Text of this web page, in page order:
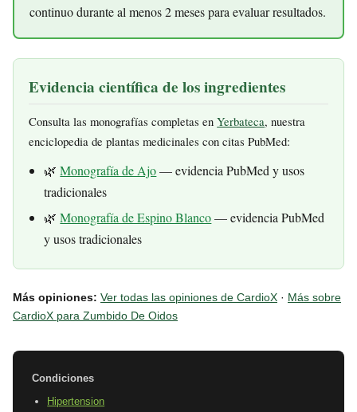
continuo durante al menos 2 meses para evaluar resultados.
Evidencia científica de los ingredientes
Consulta las monografías completas enYerbateca, nuestra
enciclopedia de plantas medicinales con citas PubMed:
🌿Monografía de Ajo— evidencia PubMed y usos
tradicionales
🌿Monografía de Espino Blanco— evidencia PubMed
y usos tradicionales
Más opiniones: Ver todas las opiniones de CardioX · Más sobre
CardioX para Zumbido De Oidos
Condiciones
Hipertension